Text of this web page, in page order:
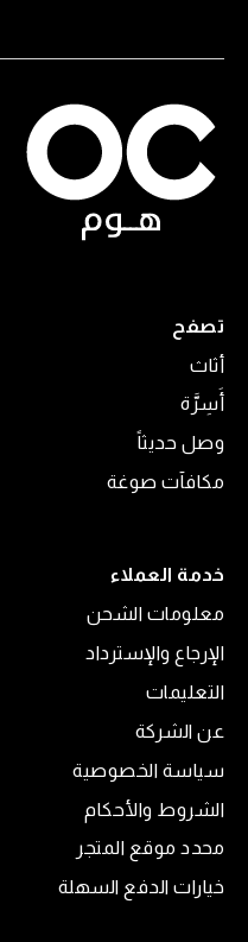
تصفح
أثاث
أَسِرَّة
وصل حديثاً
مكافآت صوغة
خدمة العملاء
معلومات الشحن
الإرجاع والإسترداد
التعليمات
عن الشركة
سياسة الخصوصية
الشروط والأحكام
محدد موقع المتجر
خيارات الدفع السهلة